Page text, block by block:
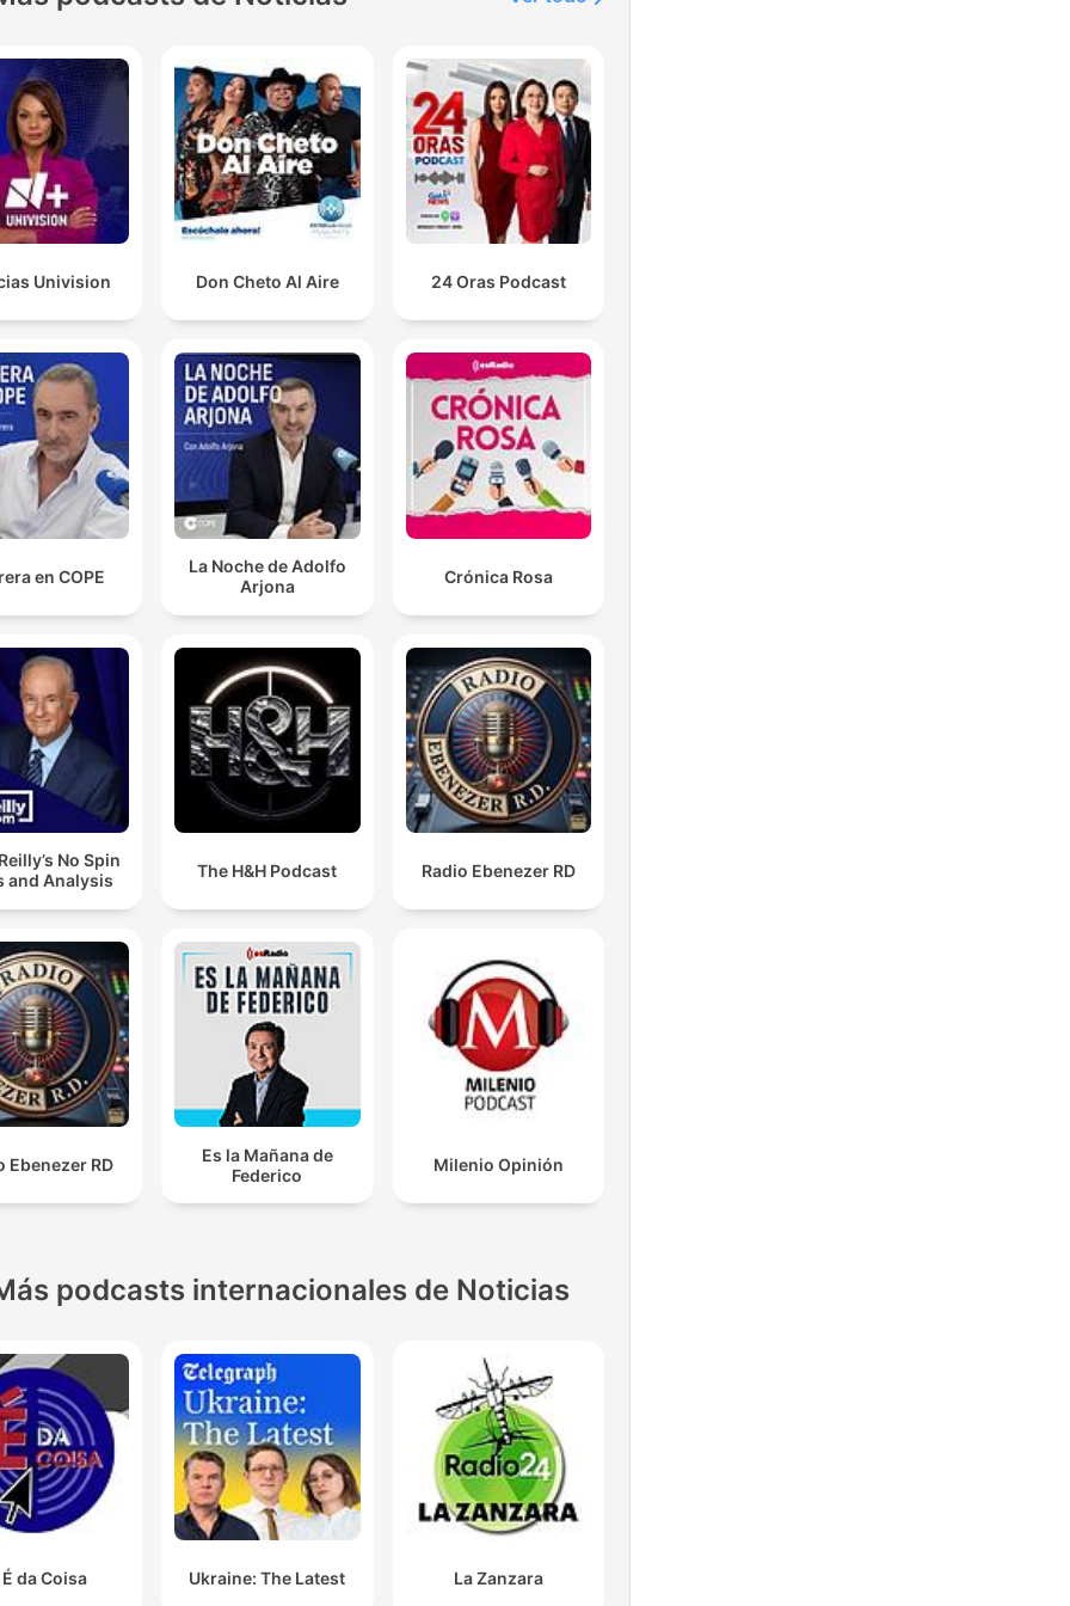
também que se produzem na luminosidade, na
iluminação, etc.
00:05:17 · O diretor do Planetário descreve como o
comportamento dos animais é afetado pela mudança de luz
durante o eclipse.
se produzem umas oleadas como de vento, e os
animais, em alguns casos, têm atitudes anómalas com
comportamentais imediatas causadas pela ocultação solar.
Mirar o sol é muito perigoso. Mirar durante um tempo
prolongado, ou até segundos.
00:07:41 · Um alerta vital sobre os riscos de observar o sol
diretamente sem a proteção adequada.
Tem que utilizar o que chamamos de gafas de eclipse,
é o único que é, digamos, aconselhável para mirar o sol.
00:08:12 · A recomendação técnica sobre o único tipo de
equipamento seguro para a observação do fenômeno.
Univision Don Cheto Al Aire 24 Oras Podcast
en COPE
La Noche de Adolfo
Arjona
Crónica Rosa
No Spin
and Analysis
The H&H Podcast Radio Ebenezer RD
Ebenezer RD
Es la Mañana de
Federico
Milenio Opinión
podcasts internacionales de Noticias
É da Coisa Ukraine: The Latest La Zanzara